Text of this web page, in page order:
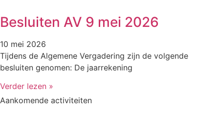
Besluiten AV 9 mei 2026
10 mei 2026
Tijdens de Algemene Vergadering zijn de volgende
besluiten genomen: De jaarrekening
Verder lezen »
Aankomende activiteiten